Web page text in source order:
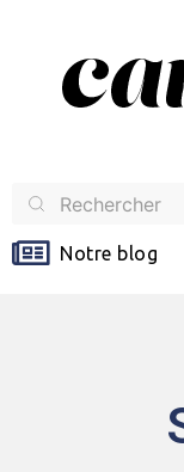
Notre blog